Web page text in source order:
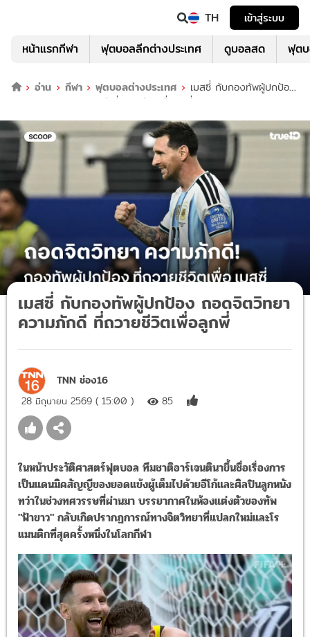
TH เข้าสู่ระบบ
หน้าแรกกีฬา ฟุตบอลลีกต่างประเทศ ดูบอลสด ฟุต
อ่าน กีฬา ฟุตบอลต่างประเทศ
เมสซี่ กับกองทัพผู้ปกป้อง
ถอดจิตวิทยา ความภักดี ที่ถวายชีวิตเพื่อลูกพี่
เมสซี่ กับกองทัพผู้ปกป้อง ถอดจิตวิทยา
ความภักดี ที่ถวายชีวิตเพื่อลูกพี่
TNN ช่อง16
28 มิถุนายน 2569 ( 15:00 ) 85
ในหน้าประวัติศาสตร์ฟุตบอล ทีมชาติอาร์เจนตินาขึ้นชื่อเรื่องการ
เป็นแดนมิคสัญญีของยอดแข้งผู้เต็มไปด้วยอีโก้และศิลปินลูกหนัง
ทว่าในช่วงทศวรรษที่ผ่านมา บรรยากาศในห้องแต่งตัวของทัพ
"ฟ้าขาว" กลับเกิดปรากฏการณ์ทางจิตวิทยาที่แปลกใหม่และโร
แมนติกที่สุดครั้งหนึ่งในโลกกีฬา